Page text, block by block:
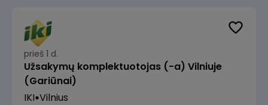
prieš 1 d.
Užsakymų komplektuotojas (-a) Vilniuje
(Gariūnai)
IKI Vilnius